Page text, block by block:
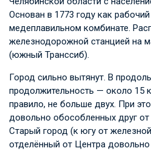
Основан в 1773 году как
медеплавильном комбинате.
железнодорожной станцией на
(южный Транссиб).
Город сильно вытянут. В
продолжительность — около 15
правило, не больше двух. При
довольно обособленных друг
Старый город (к югу от
отделённый от Центра